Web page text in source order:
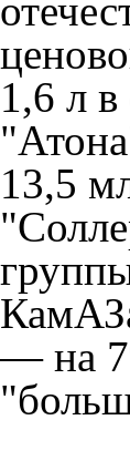
1,6 л
13,5
— на